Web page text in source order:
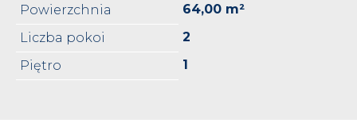
Powierzchnia
64,00 m²
Liczba pokoi
2
Piętro
1